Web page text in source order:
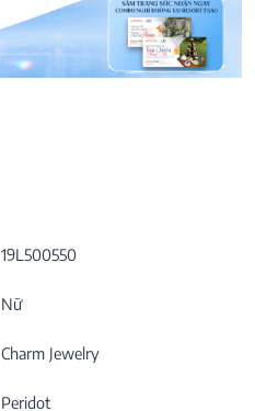
19L500550
Nữ
Charm Jewelry
Peridot